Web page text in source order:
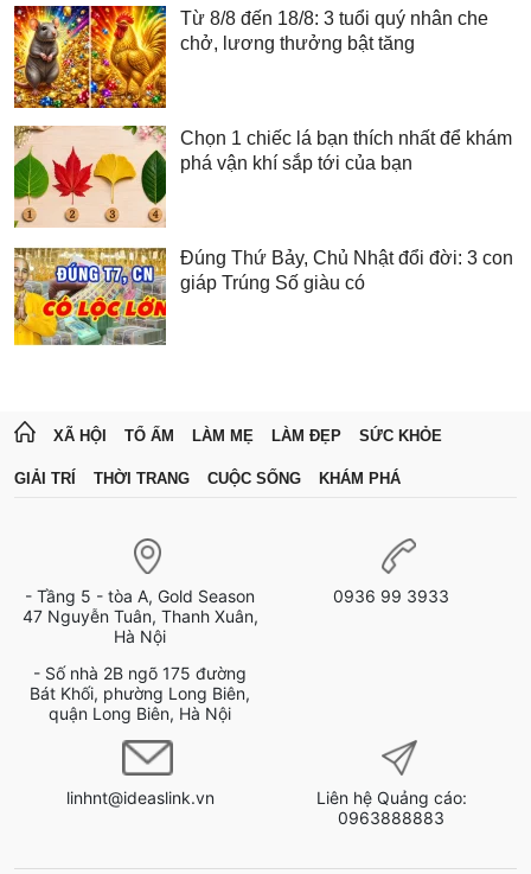
Từ 8/8 đến 18/8: 3 tuổi quý nhân che
chở, lương thưởng bật tăng
Chọn 1 chiếc lá bạn thích nhất để khám
phá vận khí sắp tới của bạn
Đúng Thứ Bảy, Chủ Nhật đổi đời: 3 con
giáp Trúng Số giàu có
XÃ HỘI TỔ ẤM LÀM MẸ LÀM ĐẸP SỨC KHỎE
GIẢI TRÍ THỜI TRANG CUỘC SỐNG KHÁM PHÁ
- Tầng 5 - tòa A, Gold Season
47 Nguyễn Tuân, Thanh Xuân,
Hà Nội
- Số nhà 2B ngõ 175 đường
Bát Khối, phường Long Biên,
quận Long Biên, Hà Nội
0936 99 3933
linhnt@ideaslink.vn
Liên hệ Quảng cáo:
0963888883